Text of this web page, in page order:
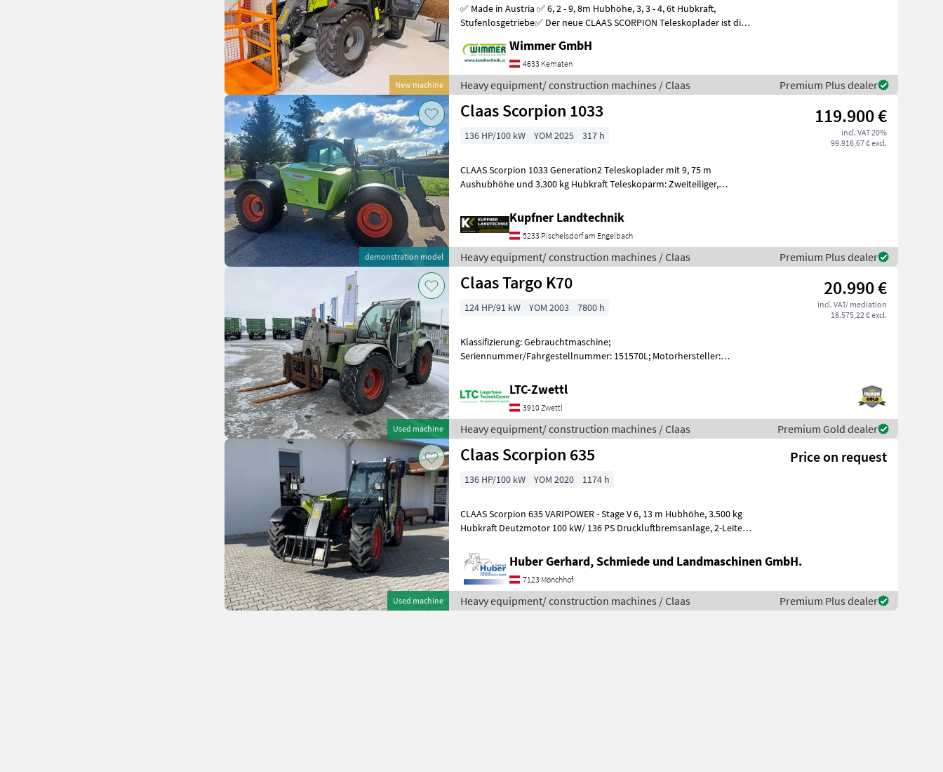
New machine
✅ Made in Austria ✅ 6, 2 - 9, 8m Hubhöhe, 3, 3 - 4, 6t Hubkraft,
Stufenlosgetriebe✅ Der neue CLAAS SCORPION Teleskoplader ist die
Wimmer GmbH
4633 Kematen
Heavy equipment/ construction machines / Claas Premium Plus dealer
demonstration model
Claas Scorpion 1033 119.900 €
incl. VAT 20%
99.916,67 € excl.
136 HP/100 kW YOM 2025 317 h
CLAAS Scorpion 1033 Generation2 Teleskoplader mit 9, 75 m
Aushubhöhe und 3.300 kg Hubkraft Teleskoparm: Zweiteiliger,
Kupfner Landtechnik
5233 Pischelsdorf am Engelbach
Heavy equipment/ construction machines / Claas Premium Plus dealer
Used machine
Claas Targo K70 20.990 €
incl. VAT/ mediation
18.575,22 € excl.
124 HP/91 kW YOM 2003 7800 h
Klassifizierung: Gebrauchtmaschine;
Seriennummer/Fahrgestellnummer: 151570L; Motorhersteller:
LTC-Zwettl
3910 Zwettl
Heavy equipment/ construction machines / Claas Premium Gold dealer
Used machine
Claas Scorpion 635 Price on request
136 HP/100 kW YOM 2020 1174 h
CLAAS Scorpion 635 VARIPOWER - Stage V 6, 13 m Hubhöhe, 3.500 kg
Hubkraft Deutzmotor 100 kW/ 136 PS Druckluftbremsanlage, 2-Leiter
Huber Gerhard, Schmiede und Landmaschinen GmbH.
7123 Mönchhof
Heavy equipment/ construction machines / Claas Premium Plus dealer